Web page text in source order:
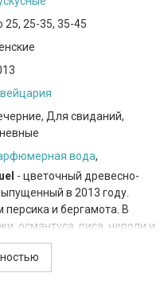
25, 25-35, 35-45
Для свиданий,
вода,
- цветочный древесно-
в 2013 году.
и бергамота. В
османтуса, риса, нероли и
аккордов пачули, кедра,